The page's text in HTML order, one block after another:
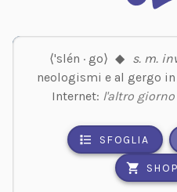
⟨'slén · go⟩ ◆ s. m.
neologismi e al gergo
Internet: l'altro
SFOGLIA
SHOP